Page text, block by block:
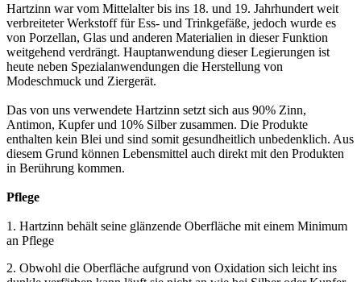
Hartzinn war vom Mittelalter bis ins 18. und 19. Jahrhundert weit
verbreiteter Werkstoff für Ess- und Trinkgefäße, jedoch wurde es
von Porzellan, Glas und anderen Materialien in dieser Funktion
weitgehend verdrängt. Hauptanwendung dieser Legierungen ist
heute neben Spezialanwendungen die Herstellung von
Modeschmuck und Ziergerät.
Das von uns verwendete Hartzinn setzt sich aus 90% Zinn,
Antimon, Kupfer und 10% Silber zusammen. Die Produkte
enthalten kein Blei und sind somit gesundheitlich unbedenklich. Aus
diesem Grund können Lebensmittel auch direkt mit den Produkten
in Berührung kommen.
Pflege
1. Hartzinn behält seine glänzende Oberfläche mit einem Minimum
an Pflege
2. Obwohl die Oberfläche aufgrund von Oxidation sich leicht ins